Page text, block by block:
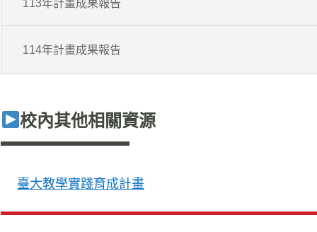
113年計畫成果報告
114年計畫成果報告
校內其他相關資源
臺大教學實踐育成計畫